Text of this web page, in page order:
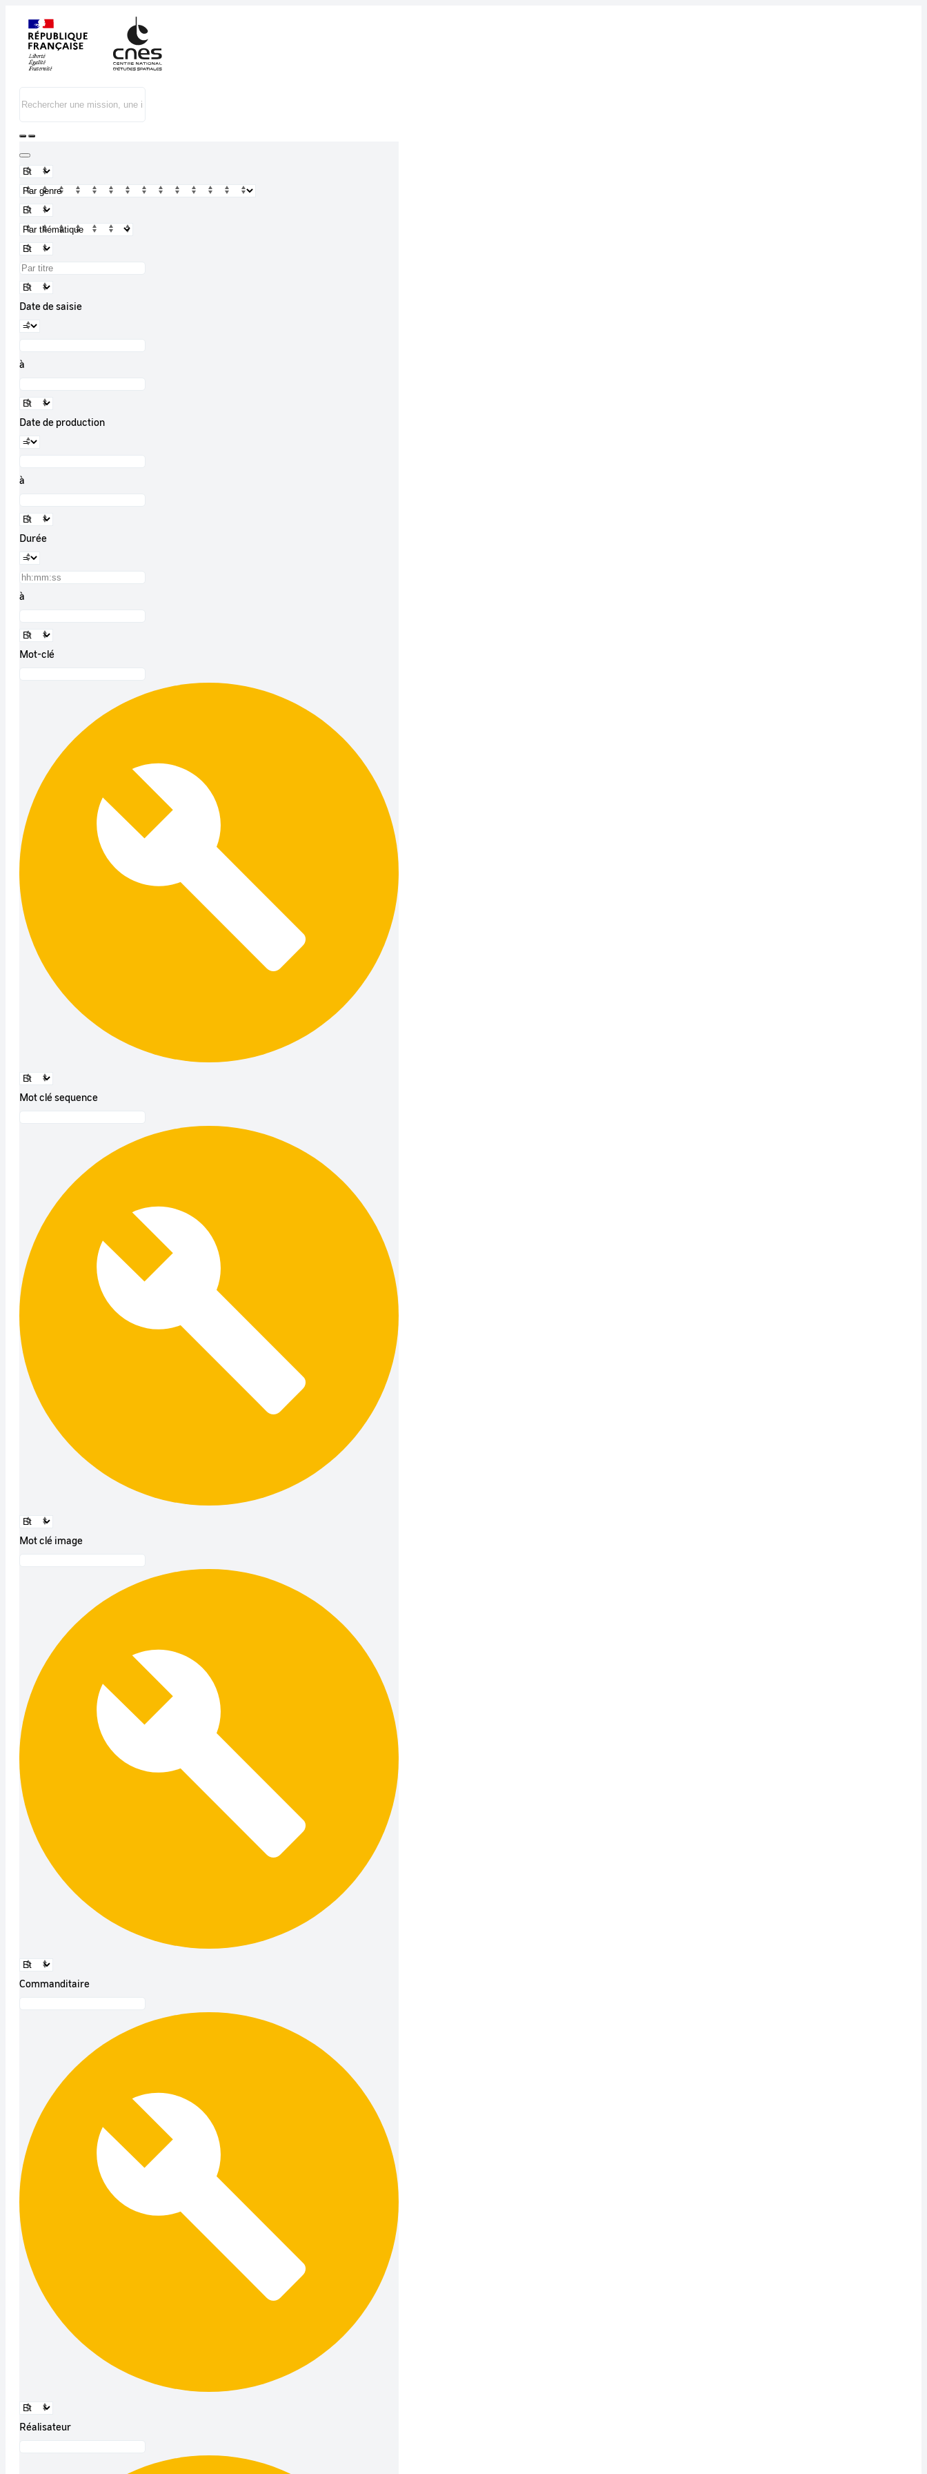
Date de saisie
à
Date de production
à
Durée
à
Mot-clé
Mot clé sequence
Mot clé image
Commanditaire
Réalisateur